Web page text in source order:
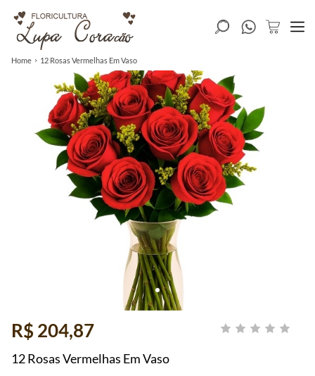
Home 12 Rosas Vermelhas Em Vaso
R$ 204,87
12 Rosas Vermelhas Em Vaso